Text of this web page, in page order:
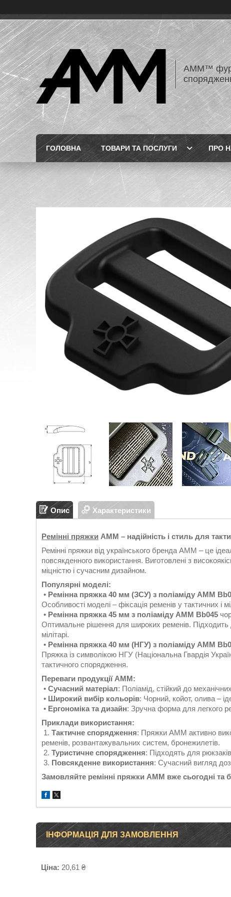
AMM™
ГОЛОВНА ТОВАРИ ТА ПОСЛУГИ ПРО
Опис Характеристики
Ремінні пряжки AMM – надійність і стиль для
Ремінні пряжки від українського бренда AMM – це
повсякденного використання. Виготовлені з
міцністю і сучасним дизайном.
Популярні моделі:
• Ремінна пряжка 40 мм (ЗСУ) з поліаміду AMM
Особливості моделі – фіксація ременів у тактичних
• Ремінна пряжка 45 мм з поліаміду AMM Bb045
Оптимальне рішення для широких ременів.
мілітарі.
• Ремінна пряжка 40 мм (НГУ) з поліаміду AMM
Пряжка із символікою НГУ (Національна Гвардія
тактичного спорядження.
Переваги продукції AMM:
• Сучасний матеріал: Поліамід, стійкий до
• Широкий вибір кольорів: Чорний, койот, олива –
• Ергономіка та дизайн: Зручна форма для легкого
Приклади використання:
1. Тактичне спорядження: Пряжки AMM активно
ременів, розвантажувальних систем, бронежилетів.
2. Туристичне спорядження: Підходять для
3. Повсякденне використання: Сучасний вигляд
Замовляйте ремінні пряжки AMM вже сьогодні та
ІНФОРМАЦІЯ ДЛЯ ЗАМОВЛЕННЯ
Ціна: 20,61 ₴